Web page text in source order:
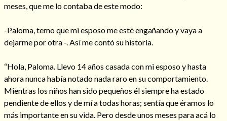
Amarre para recuperar a mi pareja
meses, que me lo contaba de este modo:
-Paloma, temo que mi esposo me esté engañando y vaya a
dejarme por otra -. Así me contó su historia.
“Hola, Paloma. Llevo 14 años casada con mi esposo y hasta
ahora nunca había notado nada raro en su comportamiento.
Mientras los niños han sido pequeños él siempre ha estado
pendiente de ellos y de mí a todas horas; sentía que éramos lo
más importante en su vida. Pero desde unos meses para acá lo